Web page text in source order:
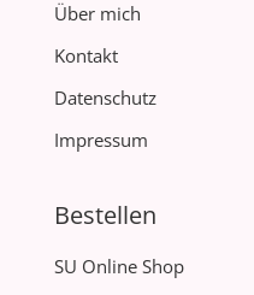
Über mich
Kontakt
Datenschutz
Impressum
Bestellen
SU Online Shop